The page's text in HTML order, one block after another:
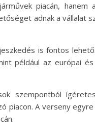
piacán,
adnak a vállalat
is fontos
például az európai
szempontból
piacon. A verseny